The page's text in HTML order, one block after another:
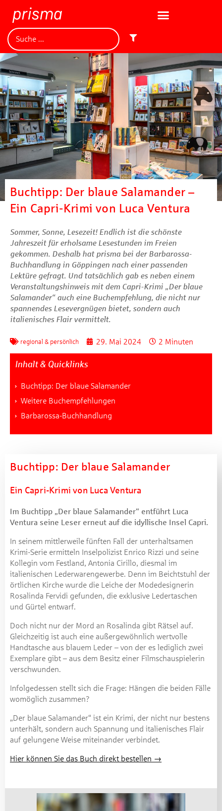
Buchtipp: Der blaue Salamander –
Ein Capri-Krimi von Luca Ventura
Sommer, Sonne, Lesezeit! Endlich ist die schönste
Jahreszeit für erholsame Lesestunden im Freien
gekommen. Deshalb hat prisma bei der Barbarossa-
Buchhandlung in Göppingen nach einer passenden
Lektüre gefragt. Und tatsächlich gab es neben einem
Veranstaltungshinweis mit dem Capri-Krimi „Der blaue
Salamander“ auch eine Buchempfehlung, die nicht nur
spannendes Lesevergnügen bietet, sondern auch
italienisches Flair vermittelt.
regional & persönlich 29. Mai 2024 2 Minuten
Inhalt & Quicklinks
Buchtipp: Der blaue Salamander
Weitere Buchempfehlungen
Barbarossa-Buchhandlung
Buchtipp: Der blaue Salamander
Ein Capri-Krimi von Luca Ventura
Im Buchtipp „Der blaue Salamander“ entführt Luca
Ventura seine Leser erneut auf die idyllische Insel Capri.
In seinem mittlerweile fünften Fall der unterhaltsamen
Krimi-Serie ermitteln Inselpolizist Enrico Rizzi und seine
Kollegin vom Festland, Antonia Cirillo, diesmal im
italienischen Lederwarengewerbe. Denn im Beichtstuhl der
örtlichen Kirche wurde die Leiche der Modedesignerin
Rosalinda Fervidi gefunden, die exklusive Ledertaschen
und Gürtel entwarf.
Doch nicht nur der Mord an Rosalinda gibt Rätsel auf.
Gleichzeitig ist auch eine außergewöhnlich wertvolle
Handtasche aus blauem Leder – von der es lediglich zwei
Exemplare gibt – aus dem Besitz einer Filmschauspielerin
verschwunden.
Infolgedessen stellt sich die Frage: Hängen die beiden Fälle
womöglich zusammen?
„Der blaue Salamander“ ist ein Krimi, der nicht nur bestens
unterhält, sondern auch Spannung und italienisches Flair
auf gelungene Weise miteinander verbindet.
Hier können Sie das Buch direkt bestellen →